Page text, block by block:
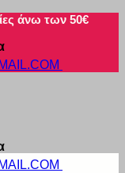
άνω των 50€